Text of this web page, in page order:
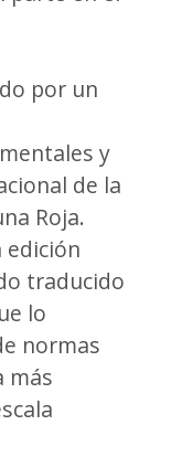
por un
y
de la
Roja.
edición
traducido
lo
normas
más